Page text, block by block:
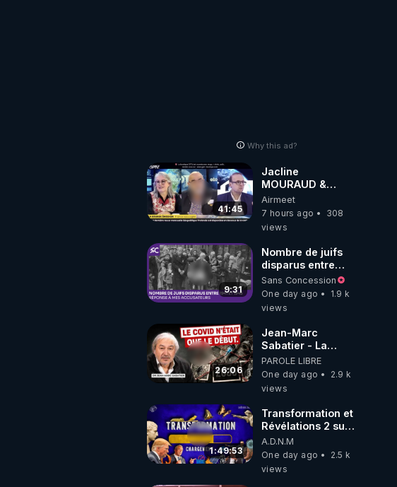
Why this ad?
41:45
Jacline
MOURAUD &
Pierre
JOVANOVIC ★
Factures
Passé Le Pognon
?
Airmeet
7 hours ago
308
views
9:31
Nombre de juifs
disparus entre
1941 et 1945
(Réponse à mes
accusateurs)
Sans Concession
One day ago
1.9 k
views
26:06
Jean-Marc
Sabatier - La
Covid-19 n'a été
que le début -
L'ARNm &
où auront-t-il ?
PAROLE LIBRE
One day ago
2.9 k
views
1:49:53
Transformation et
Révélations 2 sur
2 - live du
07/08/26
A.D.N.M
One day ago
2.5 k
views